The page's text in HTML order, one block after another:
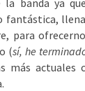
la banda ya
fantástica,
para
(sí, he
más actuales